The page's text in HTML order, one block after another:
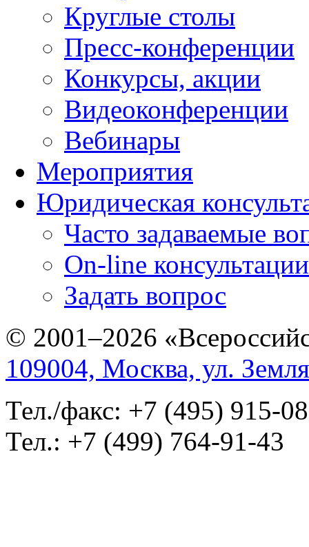
Круглые столы
Пресс-конференции
Конкурсы, акции
Видеоконференции
Вебинары
Мероприятия
Юридическая
Часто задаваемые
On-line консультации
Задать вопрос
© 2001–2026
109004, Москва, ул.
Тел./факс: +7 (495) 915-
Тел.: +7 (499) 764-91-43